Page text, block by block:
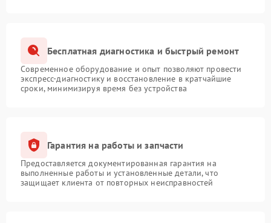
Бесплатная диагностика и быстрый ремонт
Современное оборудование и опыт позволяют провести
экспресс-диагностику и восстановление в кратчайшие
сроки, минимизируя время без устройства
Гарантия на работы и запчасти
Предоставляется документированная гарантия на
выполненные работы и установленные детали, что
защищает клиента от повторных неисправностей